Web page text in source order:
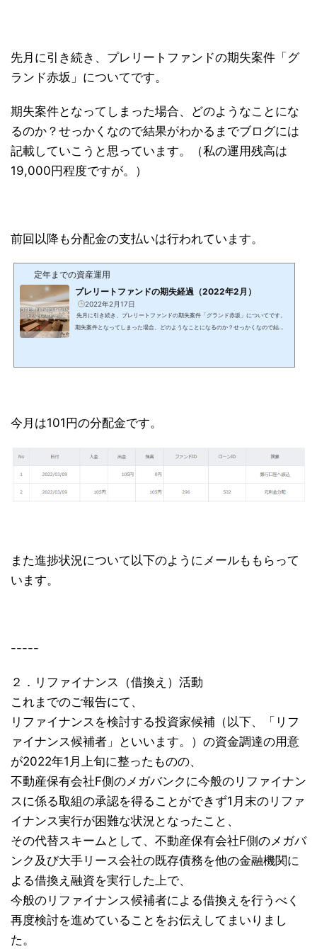
先月に引き続き、プレリートファンドの期失案件「グ
ランド赤坂」についてです。
期失案件となってしまった場合、どのようなことにな
るのか？せっかくなので結果がわかるまでブログには
記載していこうと思っています。（私の運用残高は
19,000円程度ですが。）
前回以降も分配金の支払いは行われています。
定年までの資産運用
プレリートファンドの期失経過（2022年2月）
2022年2月17日
先月に引き続き、プレリートファンドの期失案件「グランド赤坂」についてです。
期失案件となってしまった場合、どのようなことになるのか？せっかくなので結果
今月は101円の分配金です。
また進捗状況について以下のようにメールももらって
います。
-----
２．リファイナンス（借換え）活動
これまでのご報告にて、
リファイナンスを検討する投資家候補（以下、「リフ
ァイナンス候補者」といいます。）の資金調達の用意
が2022年1月上旬に整ったものの、
不動産保有会社F側のメガバンクに今般のリファイナン
スに係る取組の承認を得ることができず1月末のリファ
イナンス実行が困難な状況となったこと、
その代替スキームとして、不動産保有会社F側のメガバ
ンク及び大手リース会社の既存債務を他の金融機関に
よる借換え融資を実行した上で、
今般のリファイナンス候補者による借換えを行うべく
再度検討を進めていることをお伝えしてまいりまし
た。